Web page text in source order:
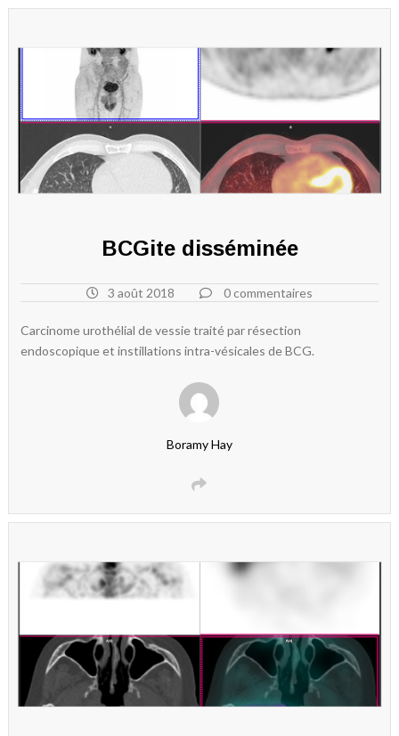
BCGite disséminée
3 août 2018 0 commentaires
Carcinome urothélial de vessie traité par résection
endoscopique et instillations intra-vésicales de BCG.
Boramy Hay